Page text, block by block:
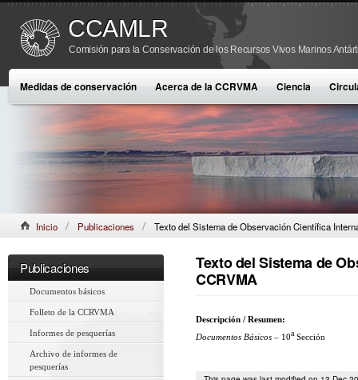
CCAMLR
Comisión para la Conservación de los Recursos Vivos Marinos
Medidas de conservación Acerca de la CCRVMA Ciencia
Inicio Publicaciones Texto del Sistema de Observación Científica
Publicaciones
Documentos básicos
Folleto de la CCRVMA
Informes de pesquerías
Archivo de informes de
pesquerías
Texto del Sistema de
CCRVMA
Descripción / Resumen:
Documentos Básicos – 10aSección